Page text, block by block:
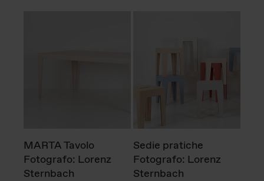
MARTA Tavolo
Fotografo: Lorenz
Sternbach
Sedie pratiche
Fotografo: Lorenz
Sternbach